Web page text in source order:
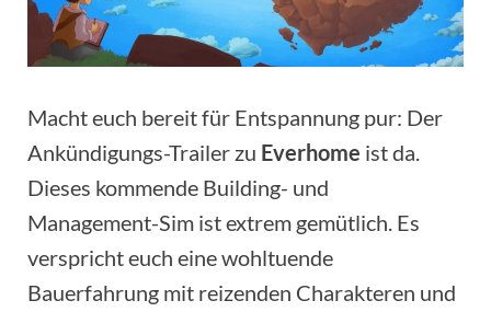
Macht euch bereit für Entspannung pur: Der
Ankündigungs-Trailer zu Everhome ist da.
Dieses kommende Building- und
Management-Sim ist extrem gemütlich. Es
verspricht euch eine wohltuende
Bauerfahrung mit reizenden Charakteren und